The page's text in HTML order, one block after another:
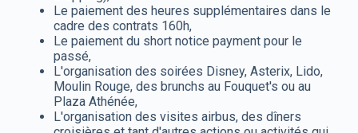
Le paiement des heures supplémentaires dans le
cadre des contrats 160h,
Le paiement du short notice payment pour le
passé,
L'organisation des soirées Disney, Asterix, Lido,
Moulin Rouge, des brunchs au Fouquet's ou au
Plaza Athénée,
L'organisation des visites airbus, des dîners